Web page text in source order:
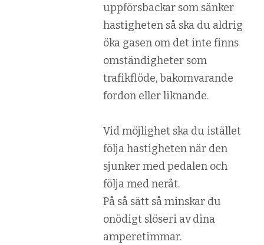
uppförsbackar som sänker
hastigheten så ska du aldrig
öka gasen om det inte finns
omständigheter som
trafikflöde, bakomvarande
fordon eller liknande.
Vid möjlighet ska du istället
följa hastigheten när den
sjunker med pedalen och
följa med neråt.
På så sätt så minskar du
onödigt slöseri av dina
amperetimmar.